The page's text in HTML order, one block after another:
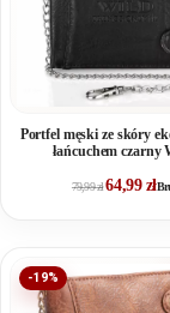
Portfel męski ze skóry
łańcuchem czarny
79,99zł64,99 zł
-19%